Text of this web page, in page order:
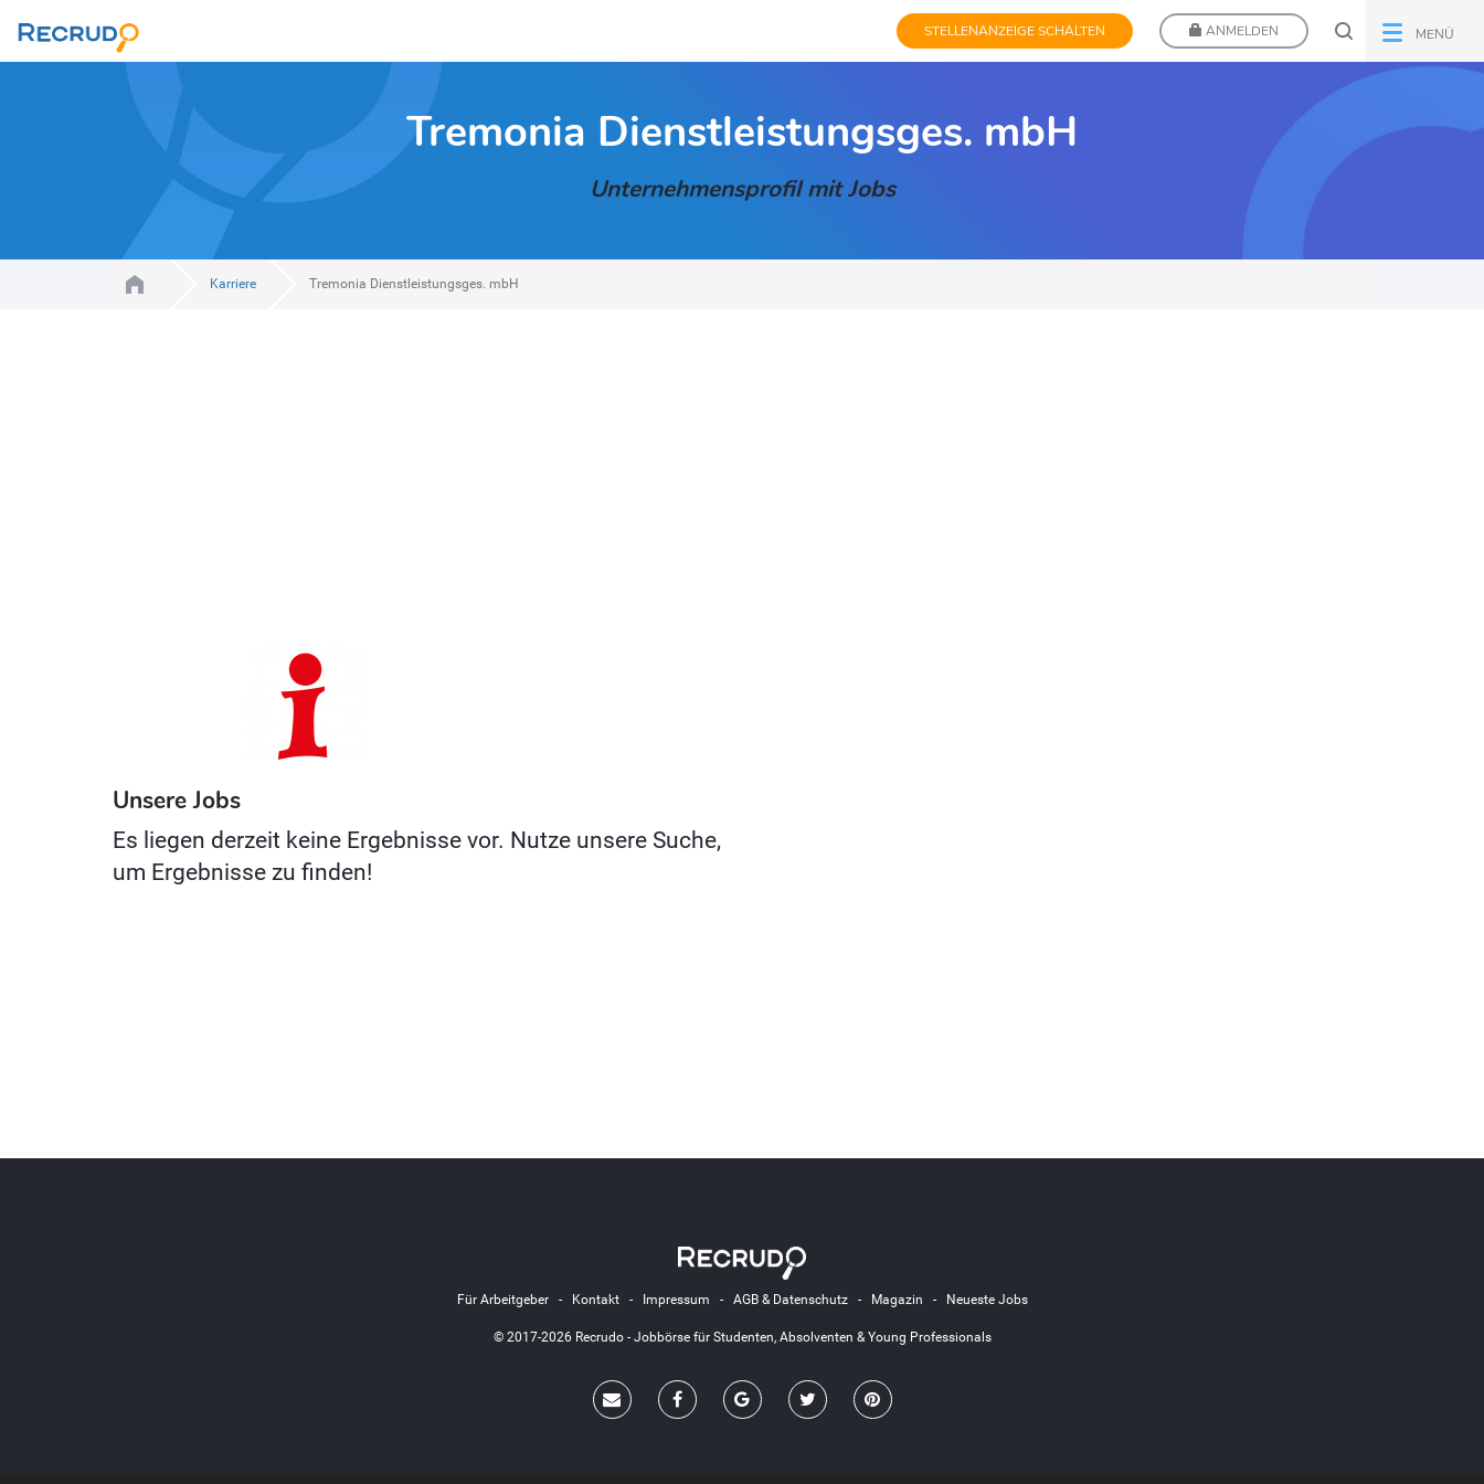
STELLENANZEIGE SCHALTEN ANMELDEN MENÜ
Tremonia Dienstleistungsges. mbH
Unternehmensprofil mit Jobs
Karriere Tremonia Dienstleistungsges. mbH
Unsere Jobs
Es liegen derzeit keine Ergebnisse vor. Nutze unsere Suche,
um Ergebnisse zu finden!
Für Arbeitgeber- Kontakt- Impressum - AGB & Datenschutz- Magazin - Neueste Jobs
© 2017-2026 Recrudo - Jobbörse für Studenten, Absolventen & Young Professionals